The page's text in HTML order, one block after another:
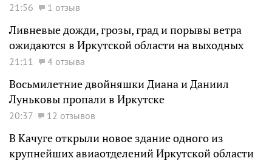
21:56 1 отзыв
Ливневые дожди, грозы, град и порывы ветра
ожидаются в Иркутской области на выходных
21:11 4 отзыва
Восьмилетние двойняшки Диана и Даниил
Луньковы пропали в Иркутске
20:37 12 отзывов
В Качуге открыли новое здание одного из
крупнейших авиаотделений Иркутской области